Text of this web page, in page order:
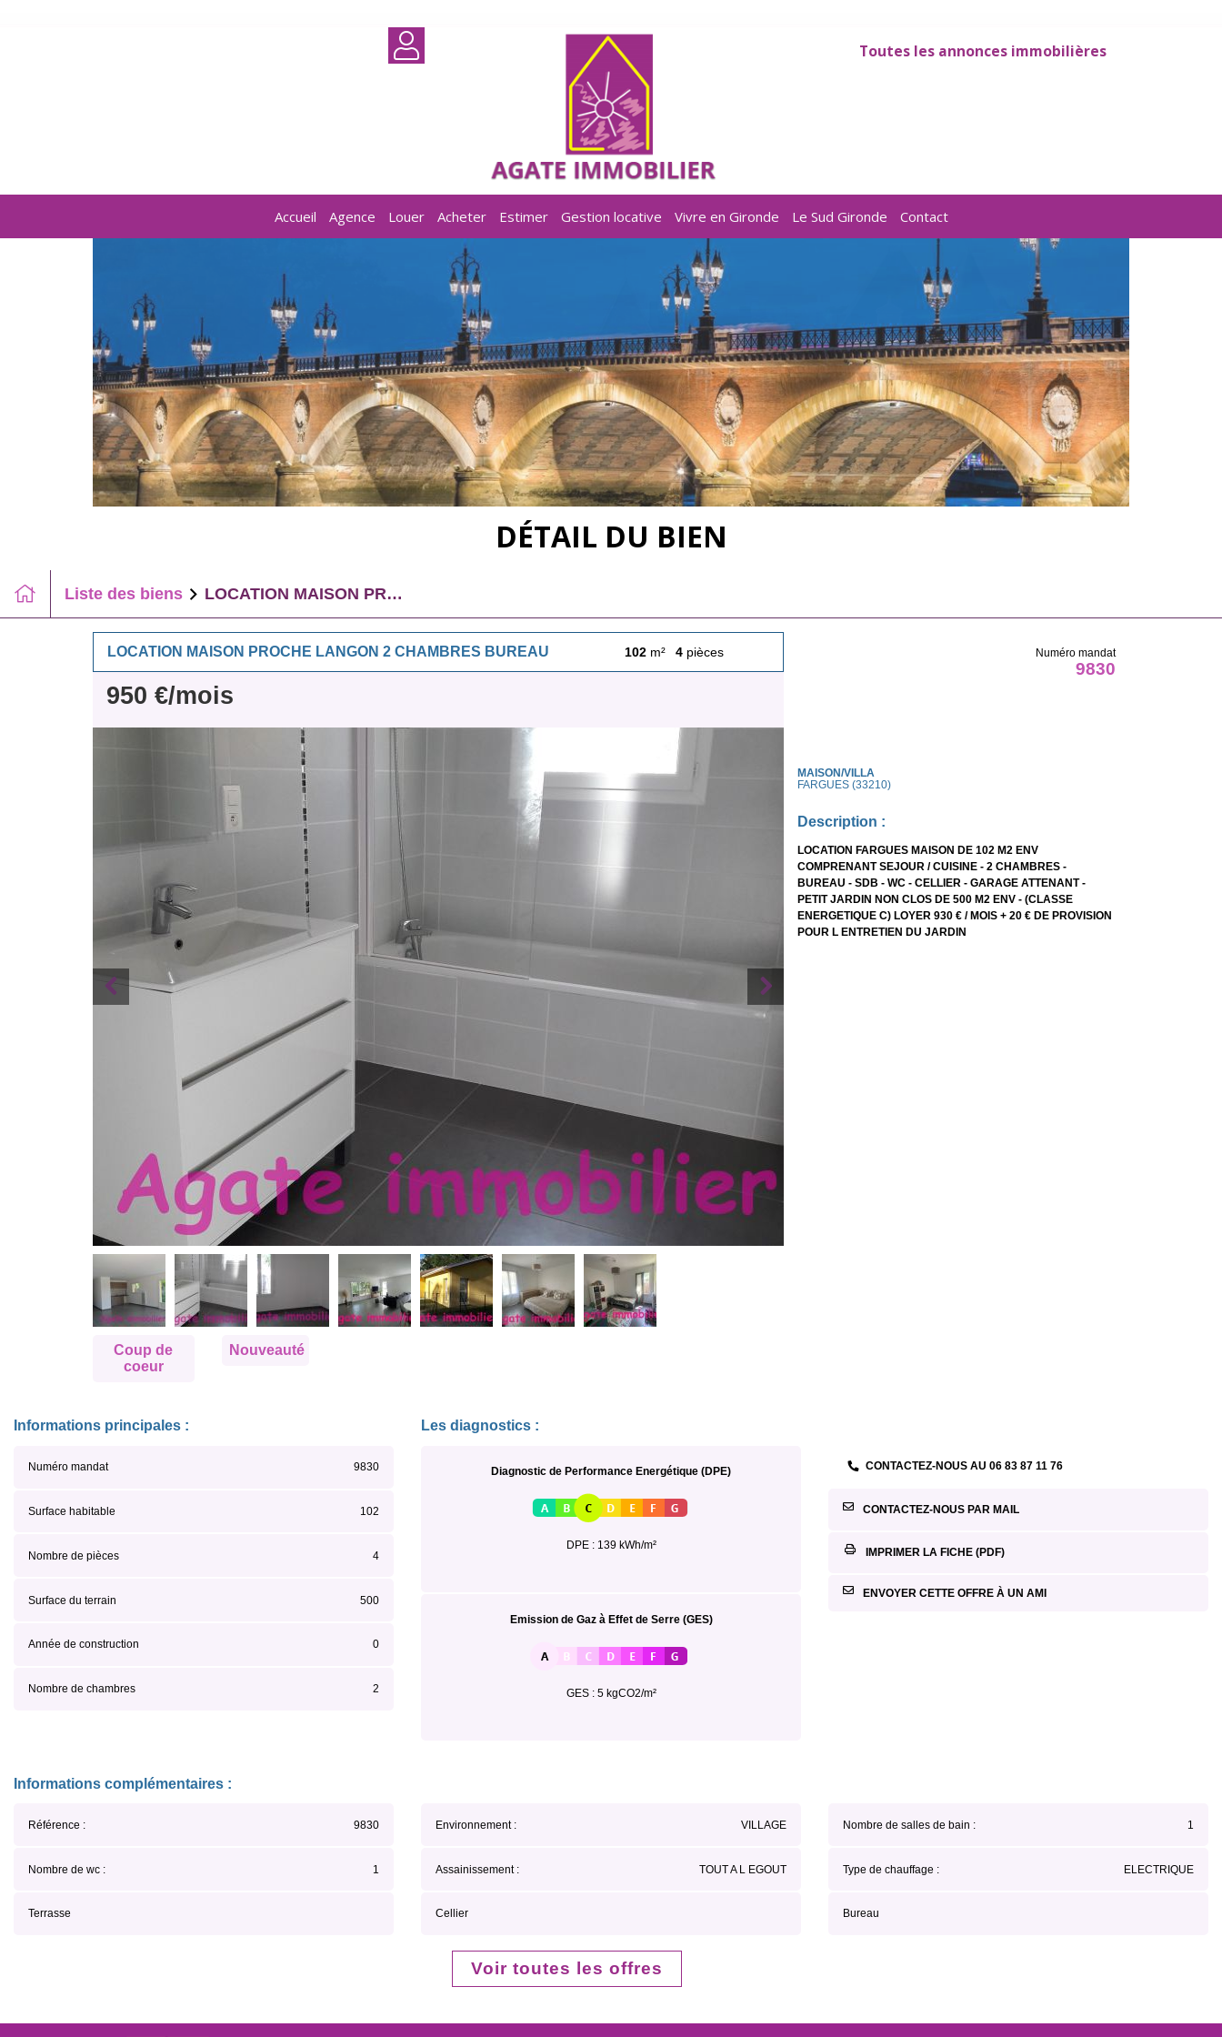
Toutes les annonces immobilières
Accueil Agence Louer Acheter Estimer Gestion locative Vivre en Gironde Le Sud Gironde Contact
DÉTAIL DU BIEN
Liste des biens LOCATION MAISON PROCHE LANGON 2 CHAMBRES BUREAU
LOCATION MAISON PROCHE LANGON 2 CHAMBRES BUREAU 102m² 4 pièces
950 €/mois
Coup de
coeur
Nouveauté
Numéro mandat
9830
MAISON/VILLA
FARGUES (33210)
Description :
LOCATION FARGUES MAISON DE 102 M2 ENV
COMPRENANT SEJOUR / CUISINE - 2 CHAMBRES -
BUREAU - SDB - WC - CELLIER - GARAGE ATTENANT -
PETIT JARDIN NON CLOS DE 500 M2 ENV - (CLASSE
ENERGETIQUE C) LOYER 930 € / MOIS + 20 € DE PROVISION
POUR L ENTRETIEN DU JARDIN
Informations principales :
Numéro mandat 9830
Surface habitable 102
Nombre de pièces 4
Surface du terrain 500
Année de construction 0
Nombre de chambres 2
Les diagnostics :
Diagnostic de Performance Energétique (DPE)
DPE : 139 kWh/m²
Emission de Gaz à Effet de Serre (GES)
GES : 5 kgCO2/m²
CONTACTEZ-NOUS AU 06 83 87 11 76
CONTACTEZ-NOUS PAR MAIL
IMPRIMER LA FICHE (PDF)
ENVOYER CETTE OFFRE À UN AMI
Informations complémentaires :
Référence : 9830 Environnement : VILLAGE Nombre de salles de bain : 1
Nombre de wc : 1 Assainissement : TOUT A L EGOUT Type de chauffage : ELECTRIQUE
Terrasse Cellier Bureau
Voir toutes les offres